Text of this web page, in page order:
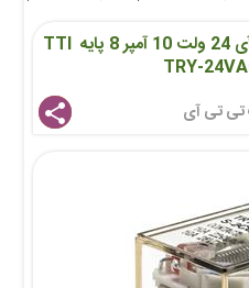
رله شیشه ای پایه راستا تی تی آی 24 ولت 10 آمپر 8 پایه TTI
TRY-
share